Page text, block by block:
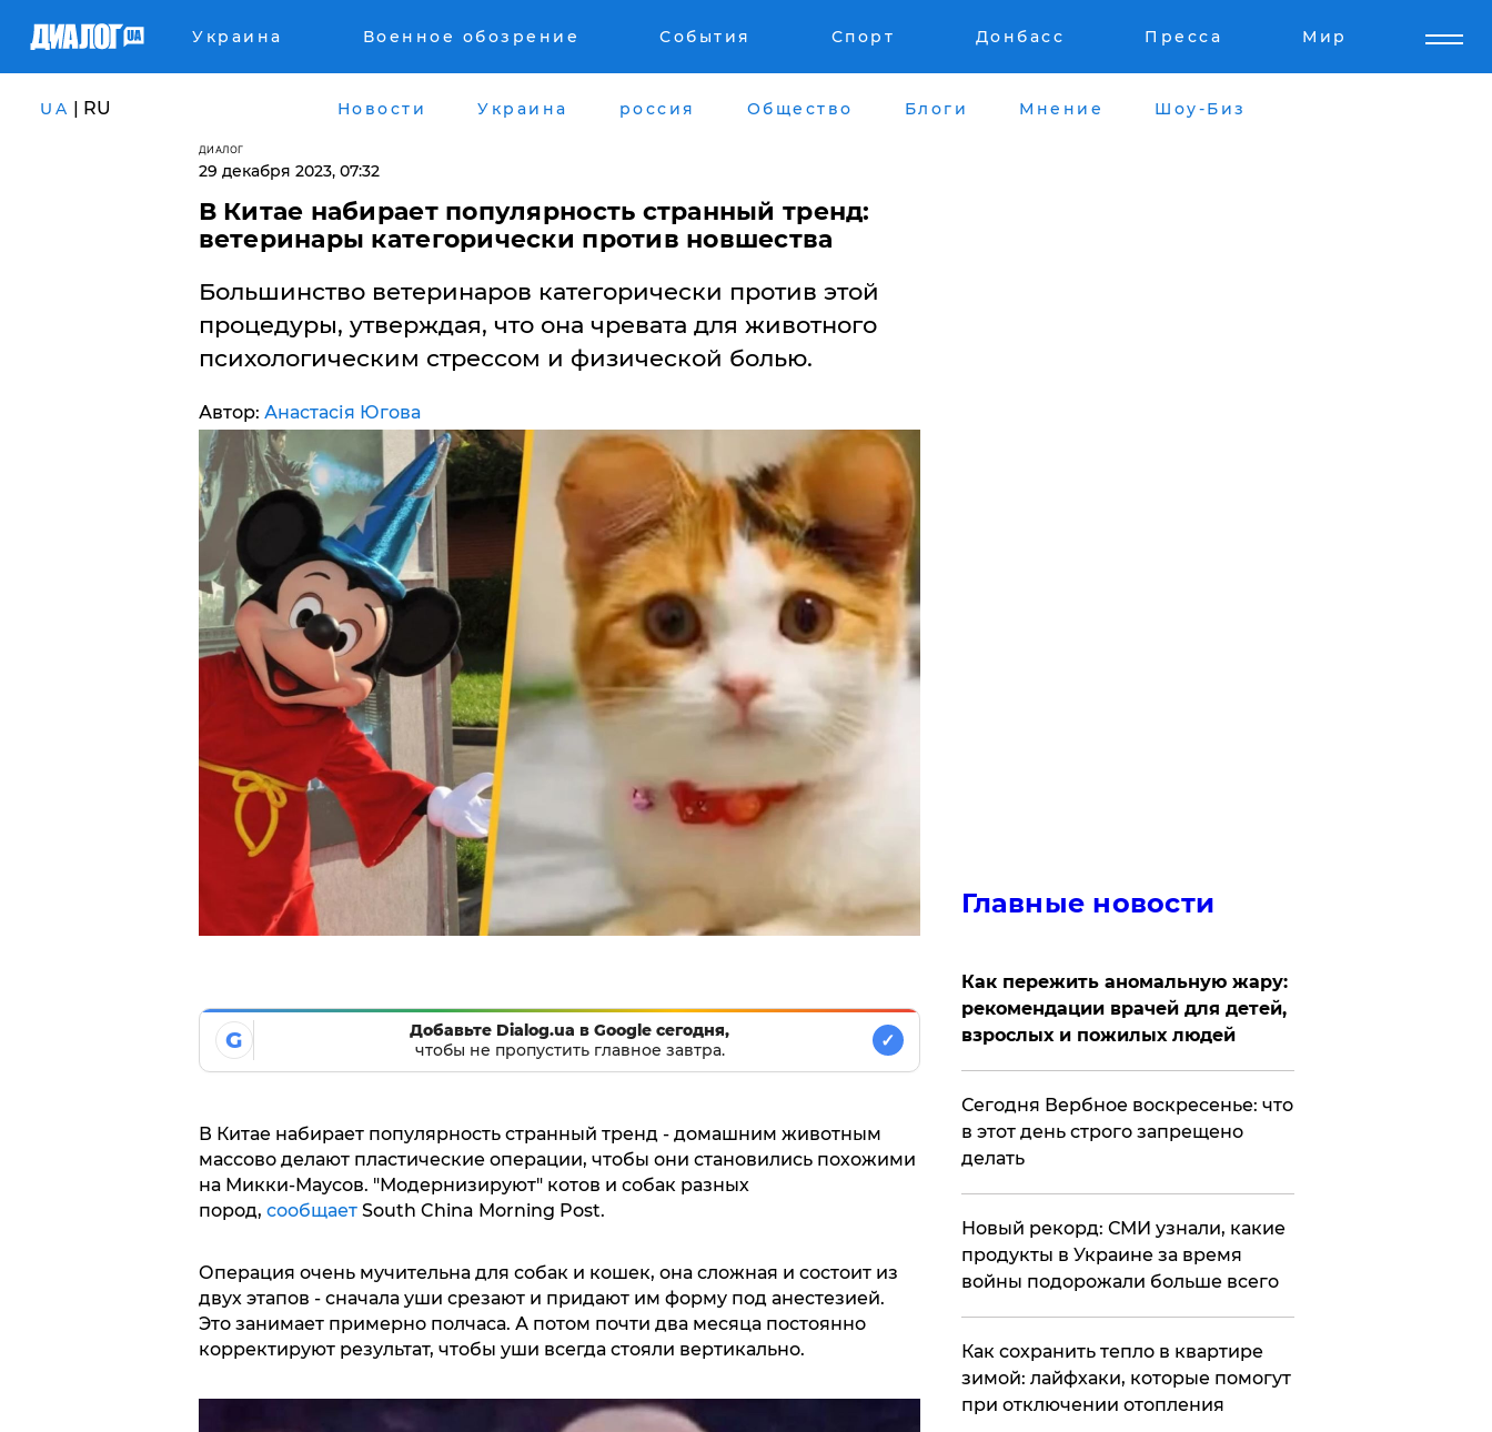
Украина Военное обозрение События Спорт Донбасс Пресса Мир
UA | RU Новости Украина россия Общество Блоги Мнение Шоу-Биз
ДИАЛОГ
29 декабря 2023, 07:32
В Китае набирает популярность странный тренд:
ветеринары категорически против новшества
Большинство ветеринаров категорически против этой
процедуры, утверждая, что она чревата для животного
психологическим стрессом и физической болью.
Автор: Анастасія Югова
G
Добавьте Dialog.ua в Google сегодня,
чтобы не пропустить главное завтра.
✓
В Китае набирает популярность странный тренд - домашним животным
массово делают пластические операции, чтобы они становились похожими
на Микки-Маусов. "Модернизируют" котов и собак разных
пород, сообщает South China Morning Post.
Операция очень мучительна для собак и кошек, она сложная и состоит из
двух этапов - сначала уши срезают и придают им форму под анестезией.
Это занимает примерно полчаса. А потом почти два месяца постоянно
корректируют результат, чтобы уши всегда стояли вертикально.
Главные новости
Как пережить аномальную жару:
рекомендации врачей для детей,
взрослых и пожилых людей
​Сегодня Вербное воскресенье: что
в этот день строго запрещено
делать
Новый рекорд: СМИ узнали, какие
продукты в Украине за время
войны подорожали больше всего
​Как сохранить тепло в квартире
зимой: лайфхаки, которые помогут
при отключении отопления